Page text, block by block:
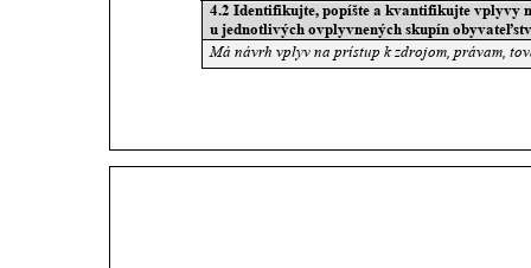
4.2 Identifikujte, popíšte a kvantifikujte vplyvy
u jednotlivých ovplyvnených skupín
Má návrh vplyv na prístup k zdrojom, právam,